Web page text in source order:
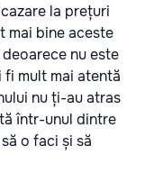
la prețuri
mai bine aceste
nu este
mult mai atentă
nu ți-au atras
într-unul dintre
o faci și să